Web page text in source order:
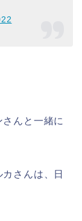
んと一緒に
さんは、日